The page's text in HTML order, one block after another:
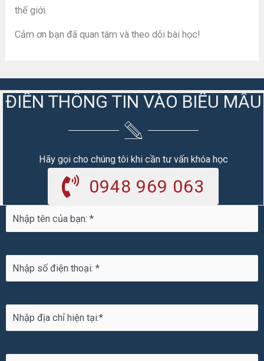
thế giới.
Cảm ơn bạn đã quan tâm và theo dõi bài học!
ĐIỀN THÔNG TIN VÀO BIỂU MẪU
Hãy gọi cho chúng tôi khi cần tư vấn khóa học
0948 969 063